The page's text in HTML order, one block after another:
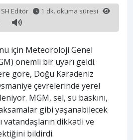
SH Editör
1 dk. okuma süresi
için Meteoroloji Genel
önemli bir uyarı geldi.
göre, Doğu Karadeniz
çevrelerinde yerel
MGM, sel, su baskını,
aksamalar gibi yaşanabilecek
dikkatli ve
bildirdi.